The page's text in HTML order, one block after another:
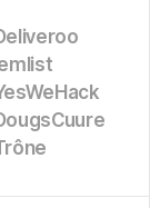
Cuure